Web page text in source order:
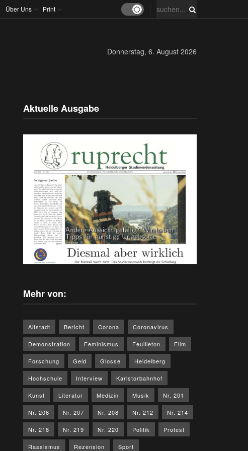
Über Uns Print
Donnerstag, 6. August 2026
Aktuelle Ausgabe
Mehr von:
Altstadt Bericht Corona Coronavirus
Demonstration Feminismus Feuilleton Film
Forschung Geld Glosse Heidelberg
Hochschule Interview Karlstorbahnhof
Kunst Literatur Medizin Musik Nr. 201
Nr. 206 Nr. 207 Nr. 208 Nr. 212 Nr. 214
Nr. 218 Nr. 219 Nr. 220 Politik Protest
Rassismus Rezension Sport